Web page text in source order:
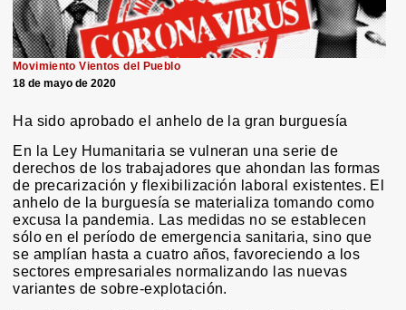
Movimiento Vientos del Pueblo
18 de mayo de 2020
Ha sido aprobado el anhelo de la gran burguesía
En la Ley Humanitaria se vulneran una serie de
derechos de los trabajadores que ahondan las formas
de precarización y flexibilización laboral existentes. El
anhelo de la burguesía se materializa tomando como
excusa la pandemia. Las medidas no se establecen
sólo en el período de emergencia sanitaria, sino que
se amplían hasta a cuatro años, favoreciendo a los
sectores empresariales normalizando las nuevas
variantes de sobre-explotación.